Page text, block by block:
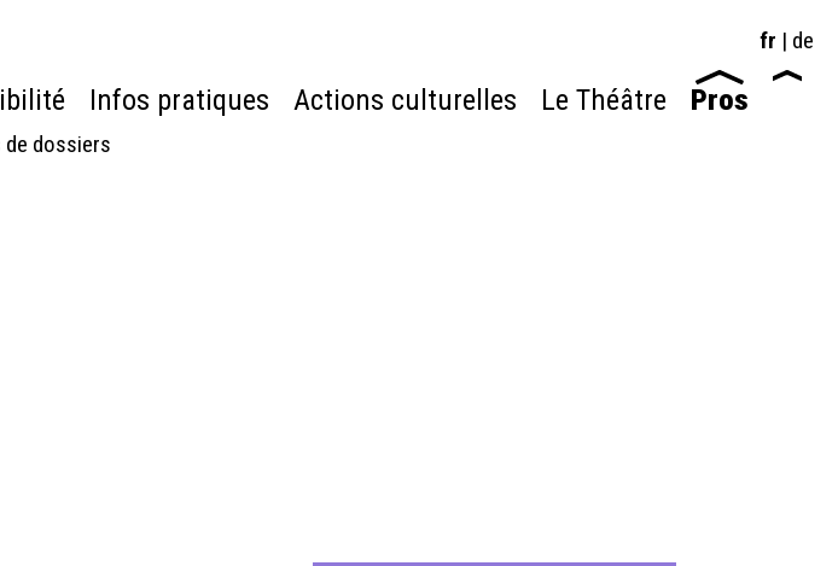
fr | de
Infos pratiques Actions culturelles Le Théâtre Pros
de dossiers